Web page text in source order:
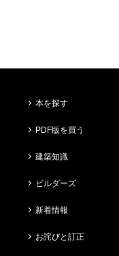
本を探す
PDF版を買う
建築知識
ビルダーズ
新着情報
お詫びと訂正